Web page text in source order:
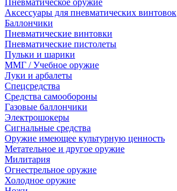
Пневматическое оружие
Аксессуары для пневматических винтовок
Баллончики
Пневматические винтовки
Пневматические пистолеты
Пульки и шарики
ММГ / Учебное оружие
Луки и арбалеты
Спецсредства
Средства самообороны
Газовые баллончики
Электрошокеры
Сигнальные средства
Оружие имеющее культурную ценность
Метательное и другое оружие
Милитария
Огнестрельное оружие
Холодное оружие